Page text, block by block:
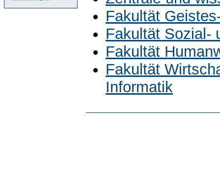
Fakultät
Fakultät Sozial-
Fakultät
Fakultät
Informatik